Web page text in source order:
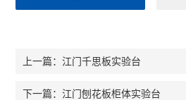
上一篇：江门千思板实验台
下一篇：江门刨花板柜体实验台